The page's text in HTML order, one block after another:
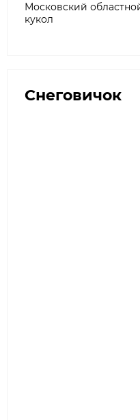
Московский
кукол
Снеговичок